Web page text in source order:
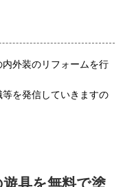
外装のリフォームを行
を発信していきますの
遊具を無料で塗